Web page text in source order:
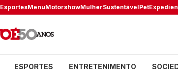
EsportesMenuMotorshowMulherSustentávelPet
ESPORTES ENTRETENIMENTO